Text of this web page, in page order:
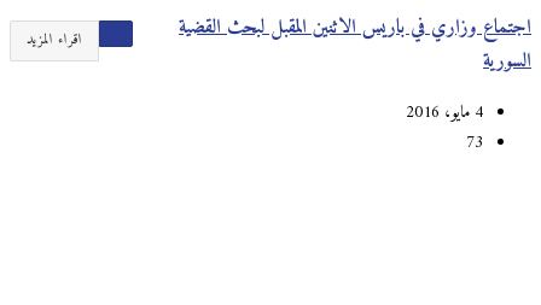
اقراء المزيد
اجتماع وزاري في باريس الاثنين المقبل لبحث القضية
السورية
73